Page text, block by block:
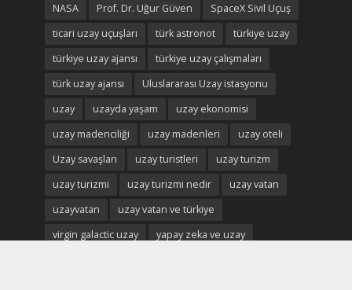
NASA
Prof. Dr. Uğur Güven
SpaceX Sivil Uçuş
ticari uzay uçuşları
türk astronot
türkiye uzay
türkiye uzay ajansı
türkiye uzay çalışmaları
türk uzay ajansı
Uluslararası Uzay istasyonu
uzay
uzayda yaşam
uzay ekonomisi
uzay madenciliği
uzay madenleri
uzay oteli
Uzay savaşları
uzay turistleri
uzay turizm
uzay turizmi
uzay turizmi nedir
uzay vatan
uzayvatan
uzay vatan ve türkiye
virgin galactic uzay
yapay zeka ve uzay